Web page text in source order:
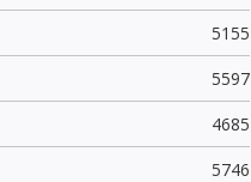
5155
5597
4685
5746